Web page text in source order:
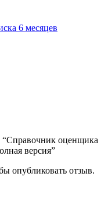
6 месяцев
“Справочник оценщика
версия”
опубликовать отзыв.